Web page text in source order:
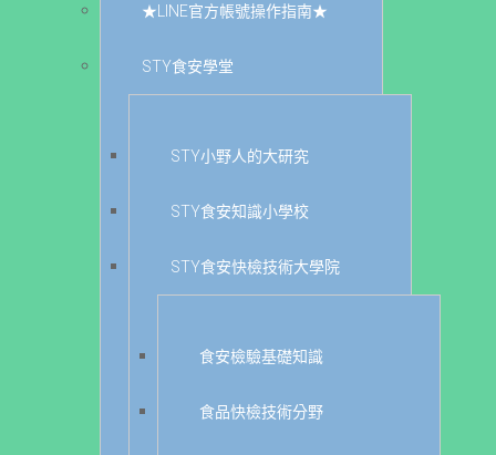
★LINE官方帳號操作指南★
STY食安學堂
STY小野人的大研究
STY食安知識小學校
STY食安快檢技術大學院
食安檢驗基礎知識
食品快檢技術分野